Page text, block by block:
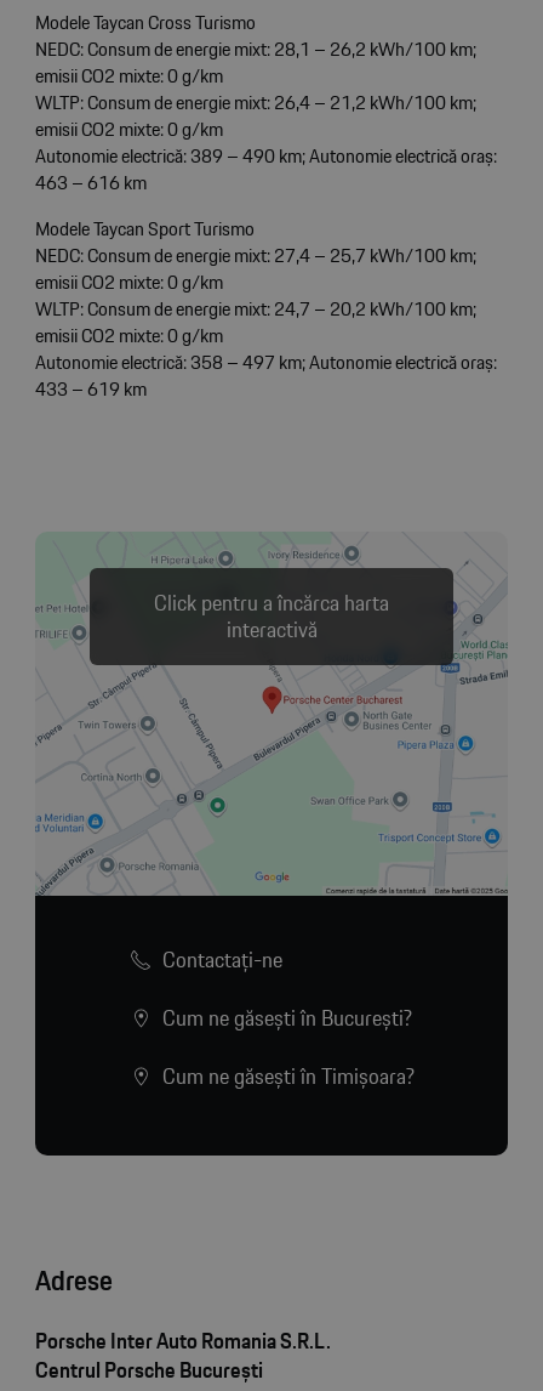
Modele Taycan Cross Turismo
NEDC: Consum de energie mixt: 28,1 – 26,2 kWh/100 km;
emisii CO2 mixte: 0 g/km
WLTP: Consum de energie mixt: 26,4 – 21,2 kWh/100 km;
emisii CO2 mixte: 0 g/km
Autonomie electrică: 389 – 490 km; Autonomie electrică oraș:
463 – 616 km
Modele Taycan Sport Turismo
NEDC: Consum de energie mixt: 27,4 – 25,7 kWh/100 km;
emisii CO2 mixte: 0 g/km
WLTP: Consum de energie mixt: 24,7 – 20,2 kWh/100 km;
emisii CO2 mixte: 0 g/km
Autonomie electrică: 358 – 497 km; Autonomie electrică oraș:
433 – 619 km
Click pentru a încărca harta
interactivă
Contactaţi-ne
Cum ne găsești în București?
Cum ne găsești în Timișoara?
Adrese
Porsche Inter Auto Romania S.R.L.
Centrul Porsche București